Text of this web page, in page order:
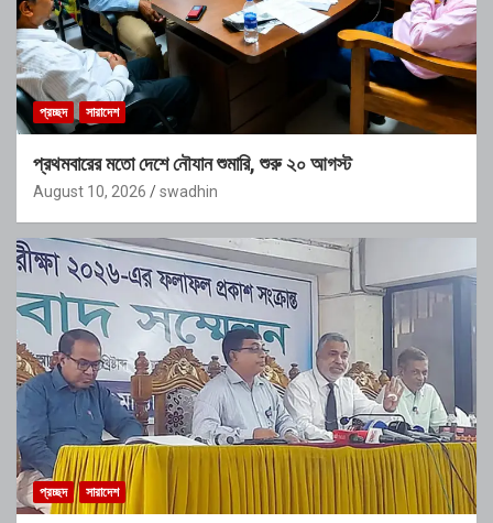
প্রচ্ছদ সারাদেশ
প্রথমবারের মতো দেশে নৌযান শুমারি, শুরু ২০ আগস্ট
August 10, 2026 swadhin
প্রচ্ছদ সারাদেশ